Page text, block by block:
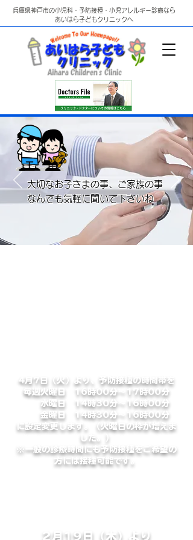
兵庫県神戸市の小児科・予防接種・小児アレルギー診療なら
あいはら子どもクリニックへ
大切なお子さまの事、ご家族の事
なんでも気軽に聞いて下さいね
4月7日（火）より、予防接種の時間帯を
毎週火曜日 16時00分～17時00分
水曜日 14時30分～16時00分
金曜日 14時30分～16時00分
に設定変更します。（火曜日の枠が増えま
した。）
​※一般の診療時間にも予防接種をご希望の
方には接種可能です。
2月19日（木）より